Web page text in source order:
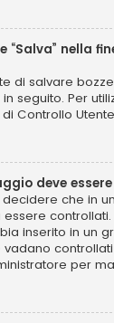
“Salva” nella
di salvare
seguito. Per
Controllo
deve
decidere che in
inserito in un
per